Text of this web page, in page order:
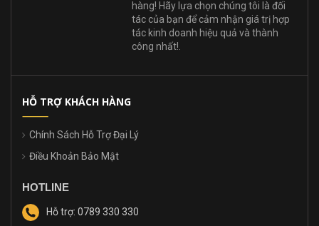
hàng! Hãy lựa chọn chúng tôi là đối
tác của bạn để cảm nhận giá trị hợp
tác kinh doanh hiệu quả và thành
công nhất!.
HỖ TRỢ KHÁCH HÀNG
Chính Sách Hỗ Trợ Đại Lý
Điều Khoản Bảo Mật
HOTLINE
Hỗ trợ: 0789 330 330